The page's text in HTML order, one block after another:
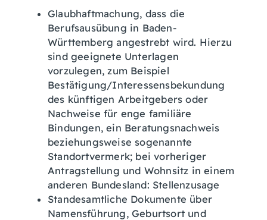
Glaubhaftmachung, dass die
Berufsausübung in Baden-
Württemberg angestrebt wird. Hierzu
sind geeignete Unterlagen
vorzulegen, zum Beispiel
Bestätigung/Interessensbekundung
des künftigen Arbeitgebers oder
Nachweise für enge familiäre
Bindungen, ein Beratungsnachweis
beziehungsweise sogenannte
Standortvermerk; bei vorheriger
Antragstellung und Wohnsitz in einem
anderen Bundesland: Stellenzusage
Standesamtliche Dokumente über
Namensführung, Geburtsort und